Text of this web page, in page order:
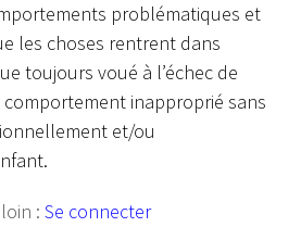
problématiques et
les choses rentrent dans
toujours voué à l’échec de
inapproprié sans
et/ou
: Se connecter